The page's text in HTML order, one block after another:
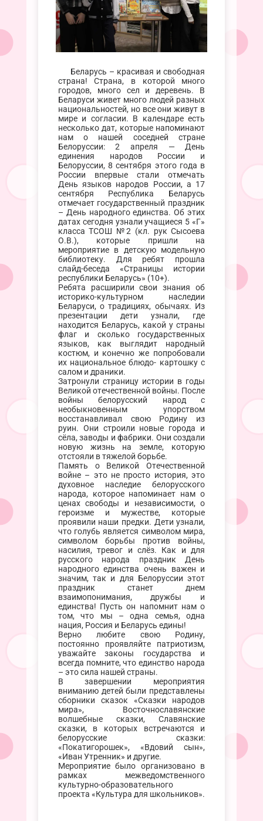
Беларусь – красивая и свободная
страна! Страна, в которой много
городов, много сел и деревень. В
Беларуси живет много людей разных
национальностей, но все они живут в
мире и согласии. В календаре есть
несколько дат, которые напоминают
нам о нашей соседней стране
Белоруссии: 2 апреля — День
единения народов России и
Белоруссии, 8 сентября этого года в
России впервые стали отмечать
День языков народов России, а 17
сентября Республика Беларусь
отмечает государственный праздник
– День народного единства. Об этих
датах сегодня узнали учащиеся 5 «Г»
класса ТСОШ №2 (кл. рук Сысоева
О.В.), которые пришли на
мероприятие в детскую модельную
библиотеку. Для ребят прошла
слайд-беседа «Страницы истории
республики Беларусь» (10+).
Ребята расширили свои знания об
историко-культурном наследии
Беларуси, о традициях, обычаях. Из
презентации дети узнали, где
находится Беларусь, какой у страны
флаг и сколько государственных
языков, как выглядит народный
костюм, и конечно же попробовали
их национальное блюдо- картошку с
салом и драники.
Затронули страницу истории в годы
Великой отечественной войны. После
войны белорусский народ с
необыкновенным упорством
восстанавливал свою Родину из
руин. Они строили новые города и
сёла, заводы и фабрики. Они создали
новую жизнь на земле, которую
отстояли в тяжелой борьбе.
Память о Великой Отечественной
войне – это не просто история, это
духовное наследие белорусского
народа, которое напоминает нам о
ценах свободы и независимости, о
героизме и мужестве, которые
проявили наши предки. Дети узнали,
что голубь является символом мира,
символом борьбы против войны,
насилия, тревог и слёз. Как и для
русского народа праздник День
народного единства очень важен и
значим, так и для Белоруссии этот
праздник станет днем
взаимопонимания, дружбы и
единства! Пусть он напомнит нам о
том, что мы – одна семья, одна
нация, Россия и Беларусь едины!
Верно любите свою Родину,
постоянно проявляйте патриотизм,
уважайте законы государства и
всегда помните, что единство народа
– это сила нашей страны.
В завершении мероприятия
вниманию детей были представлены
сборники сказок «Сказки народов
мира», Восточнославянские
волшебные сказки, Славянские
сказки, в которых встречаются и
белорусские сказки:
«Покатигорошек», «Вдовий сын»,
«Иван Утренник» и другие.
Мероприятие было организовано в
рамках межведомственного
культурно-образовательного
проекта «Культура для школьников».